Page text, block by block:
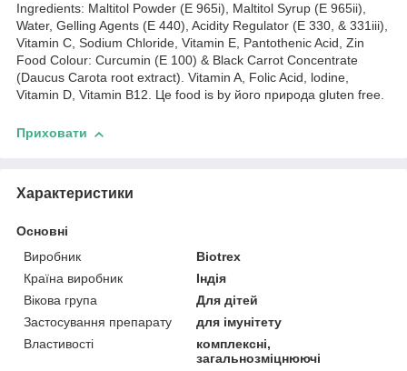
Ingredients: Maltitol Powder (E 965i), Maltitol Syrup (E 965ii),
Water, Gelling Agents (E 440), Acidity Regulator (E 330, & 331iii),
Vitamin C, Sodium Chloride, Vitamin E, Pantothenic Acid, Zin
Food Colour: Curcumin (E 100) & Black Carrot Concentrate
(Daucus Carota root extract). Vitamin A, Folic Acid, lodine,
Vitamin D, Vitamin B12. Це food is by його природа gluten free.
Приховати
Характеристики
Основні
Виробник
Biotrex
Країна виробник
Індія
Вікова група
Для дітей
Застосування препарату
для імунітету
Властивості
комплексні,
загальнозміцнюючі